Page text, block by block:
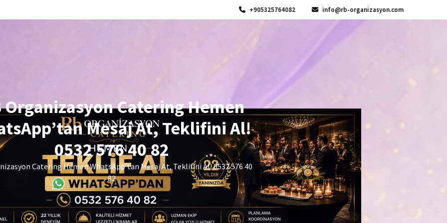
+905325764082 info@rb-organizasyon.com
Organizasyon Catering Hemen
Mesaj At, Teklifini Al!
0532 576 40 82
Catering Hemen WhatsApp’tan Mesaj At, Teklifini Al! 0532 576 40
82